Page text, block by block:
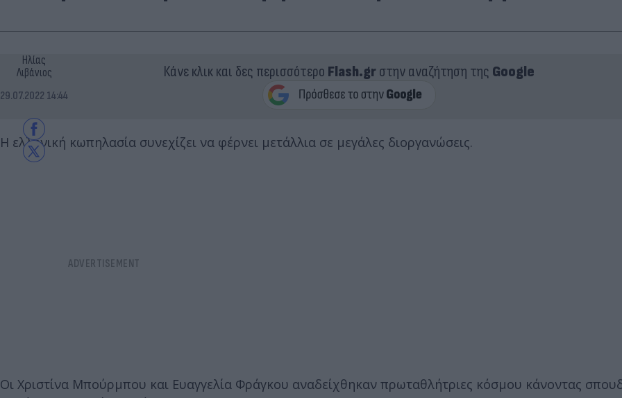
Ηλίας
Λιβάνιος
29.07.2022 14:44
Κάνε κλικ και δες περισσότερο Flash.grστην αναζήτηση της Google
Η ελληνική κωπηλασία συνεχίζει να φέρνει μετάλλια σε μεγάλες διοργανώσεις.
Οι Χριστίνα Μπούρμπου και Ευαγγελία Φράγκου αναδείχθηκαν πρωταθλήτριες κόσμου κάνοντας